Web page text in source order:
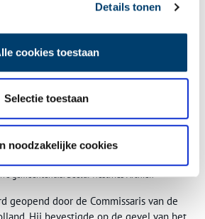
Details tonen
cookies toestaan
Selectie toestaan
noodzakelijke cookies
gemeentehuis. Beeld: Westfries Archief.
geopend door de Commissaris van de
Hij bevestigde op de gevel van het